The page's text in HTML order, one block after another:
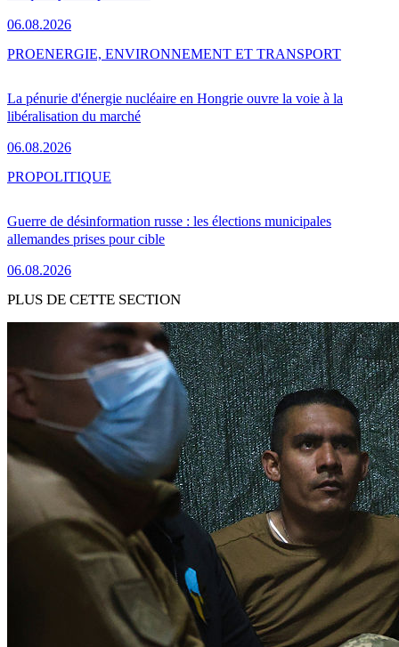
06.08.2026
La pénurie d'énergie nucléaire en Hongrie ouvre la voie à la
libéralisation du marché
06.08.2026
PROENERGIE, ENVIRONNEMENT ET TRANSPORT
Guerre de désinformation russe : les élections municipales
allemandes prises pour cible
06.08.2026
PROPOLITIQUE
PLUS DE CETTE SECTION